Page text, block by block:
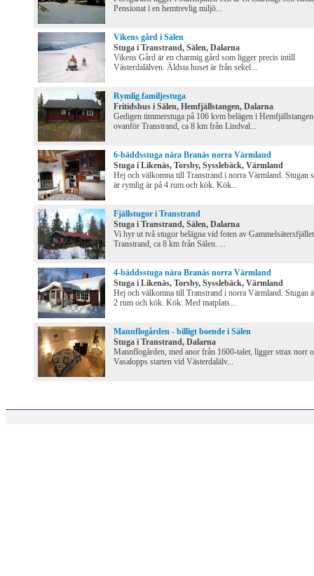
Pensionat i en hemtrevlig miljö...
Vikens gård i Sälen
Stuga i Transtrand, Sälen, Dalarna
Vikens Gård är en charmig gård som ligger precis intill
Västerdalälven. Äldsta huset är från sekel...
Rymlig familjestuga
Fritidshus i Sälen, Hemfjällstangen, Dalarna
Gedigen timmerstuga på 106 kvm belägen i Hemfjällstangen
ovanför Transtrand, ca 8 km från Lindval...
6-bäddsstuga nära Branäs norra Värmland
Stuga i Likenäs, Torsby, Sysslebäck, Värmland
Hej och välkomna till Transtrand i norra Värmland. Stugan
är rymlig är på 4 rum och kök. Kök...
Fjällstugor i Transtrand
Stuga i Transtrand, Sälen, Dalarna
Vi hyr ut två stugor belägna vid foten av
Transtrand, ca 8 km från Sälen. ...
4-bäddsstuga nära Branäs norra Värmland
Stuga i Likenäs, Torsby, Sysslebäck, Värmland
Hej och välkomna till Transtrand i norra Värmland. Stugan
2 rum och kök. Kök: Med matplats...
Mannflogården - billigt boende i Sälen
Stuga i Transtrand, Dalarna
Mannflogården, med anor från 1600-talet, ligger strax norr
Vasalopps starten vid Västerdalälv...